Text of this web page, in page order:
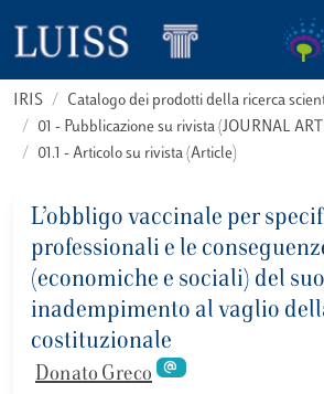
IRIS
Catalogo dei prodotti della ricerca
01 - Pubblicazione su rivista (JOURNAL
01.1 - Articolo su rivista (Article)
L’obbligo vaccinale per
professionali e le
(economiche e sociali) del suo
inadempimento al vaglio
costituzionale
Donato Greco